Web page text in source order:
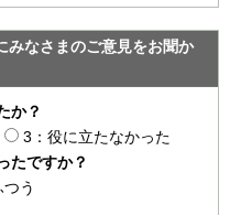
みなさまのご意見をお聞か
か？
3：役に立たなかった
たですか？
う